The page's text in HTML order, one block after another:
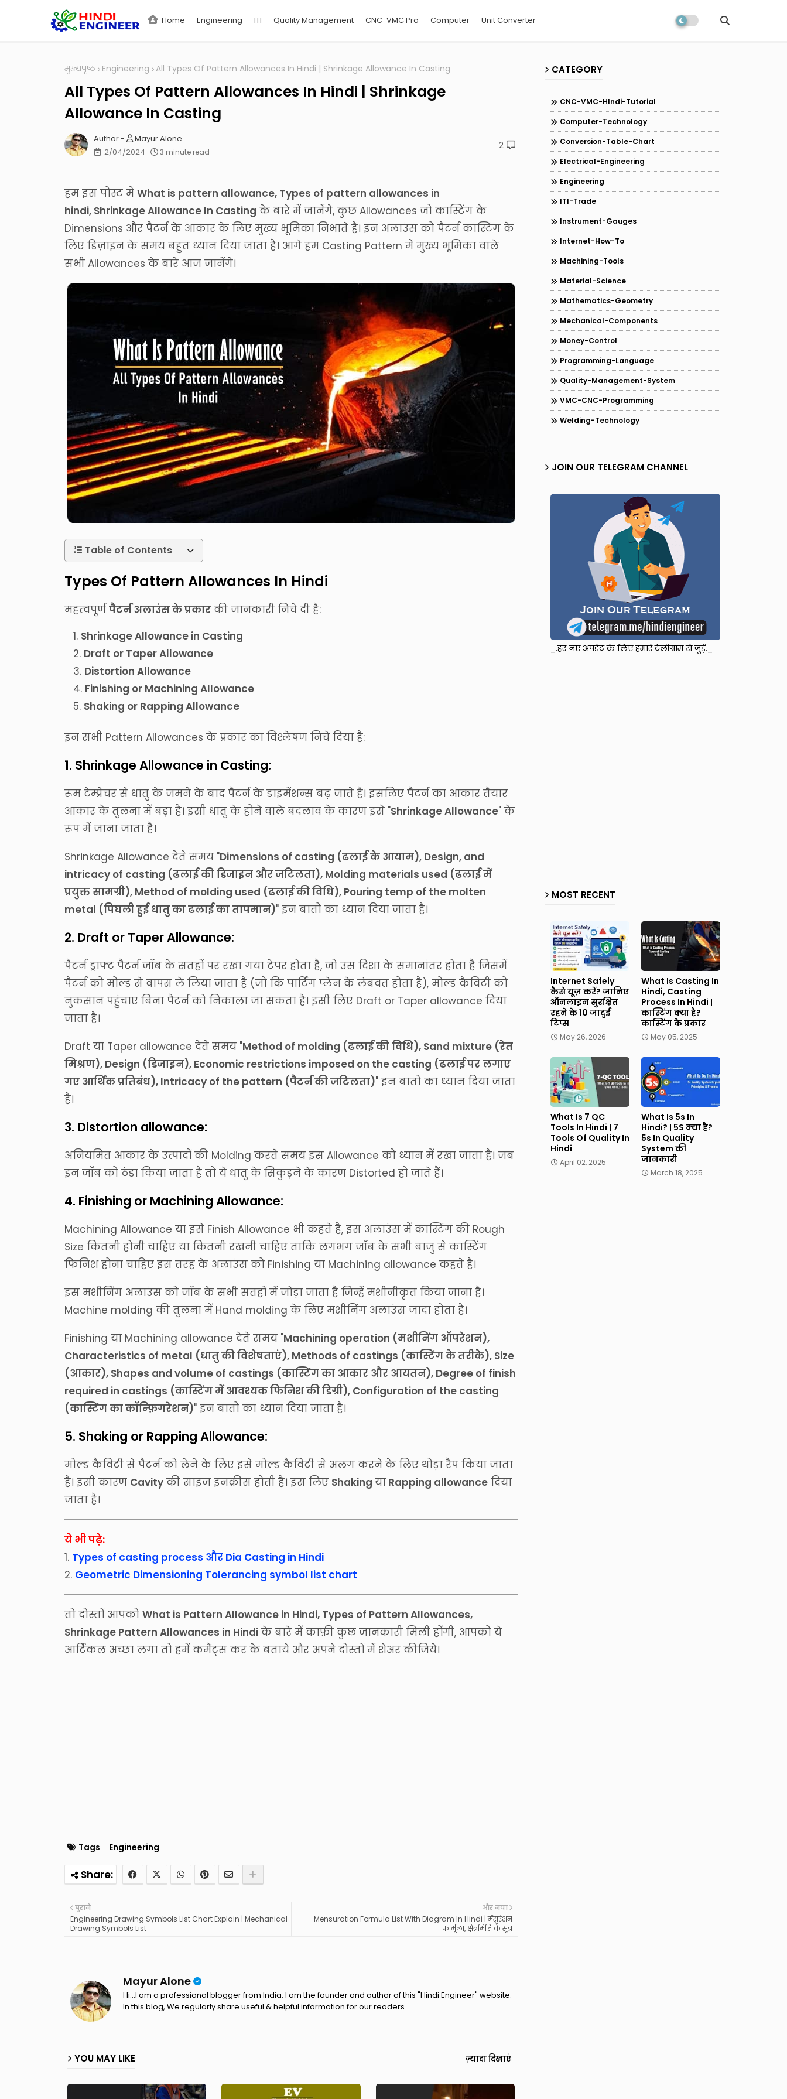
Home Engineering ITI Quality Management CNC-VMC Pro Computer Unit Converter
मुख्यपृष्ठ Engineering All Types Of Pattern Allowances In Hindi | Shrinkage Allowance In Casting
All Types Of Pattern Allowances In Hindi | Shrinkage
Allowance In Casting
Mayur Alone
2/04/2024
3 minute read
2
हम इस पोस्ट में What is pattern allowance, Types of pattern allowances in
hindi, Shrinkage Allowance In Casting के बारे में जानेंगे, कुछ Allowances जो कास्टिंग के
Dimensions और पैटर्न के आकार के लिए मुख्य भूमिका निभाते हैं। इन अलाउंस को पैटर्न कास्टिंग के
लिए डिज़ाइन के समय बहुत ध्यान दिया जाता है। आगे हम Casting Pattern में मुख्य भूमिका वाले
सभी Allowances के बारे आज जानेंगे।
Table of Contents
Types Of Pattern Allowances In Hindi
महत्वपूर्ण पैटर्न अलाउंस के प्रकारकी जानकारी निचे दी है:
Shrinkage Allowance in Casting
Draft or Taper Allowance
Distortion Allowance
Finishing or Machining Allowance
Shaking or Rapping Allowance
इन सभी Pattern Allowances के प्रकार का विश्लेषण निचे दिया है:
1. Shrinkage Allowance in Casting:
रूम टेम्प्रेचर से धातु के जमने के बाद पैटर्न के डाइमेंशन्स बढ़ जाते हैं। इसलिए पैटर्न का आकार तैयार
आकार के तुलना में बड़ा है। इसी धातु के होने वाले बदलाव के कारण इसे "Shrinkage Allowance" के
रूप में जाना जाता है।
Shrinkage Allowance देते समय "Dimensions of casting (ढलाई के आयाम), Design, and
intricacy of casting (ढलाई की डिजाइन और जटिलता), Molding materials used (ढलाई में
प्रयुक्त सामग्री), Method of molding used (ढलाई की विधि), Pouring temp of the molten
metal (पिघली हुई धातु का ढलाई का तापमान)" इन बातो का ध्यान दिया जाता है।
2. Draft or Taper Allowance:
पैटर्न ड्राफ्ट पैटर्न जॉब के सतहों पर रखा गया टेपर होता है, जो उस दिशा के समानांतर होता है जिसमें
पैटर्न को मोल्ड से वापस ले लिया जाता है (जो कि पार्टिंग प्लेन के लंबवत होता है), मोल्ड कैविटी को
नुकसान पहुंचाए बिना पैटर्न को निकाला जा सकता है। इसी लिए Draft or Taper allowance दिया
जाता है।
Draft या Taper allowance देते समय "Method of molding (ढलाई की विधि), Sand mixture (रेत
मिश्रण), Design (डिजाइन), Economic restrictions imposed on the casting (ढलाई पर लगाए
गए आर्थिक प्रतिबंध), Intricacy of the pattern (पैटर्न की जटिलता)" इन बातो का ध्यान दिया जाता
है।
3. Distortion allowance:
अनियमित आकार के उत्पादों की Molding करते समय इस Allowance को ध्यान में रखा जाता है। जब
इन जॉब को ठंडा किया जाता है तो ये धातु के सिकुड़ने के कारण Distorted हो जाते हैं।
4. Finishing or Machining Allowance:
Machining Allowance या इसे Finish Allowance भी कहते है, इस अलाउंस में कास्टिंग की Rough
Size कितनी होनी चाहिए या कितनी रखनी चाहिए ताकि लगभग जॉब के सभी बाजु से कास्टिंग
फिनिश होना चाहिए इस तरह के अलाउंस को Finishing या Machining allowance कहते है।
इस मशीनिंग अलाउंस को जॉब के सभी सतहों में जोड़ा जाता है जिन्हें मशीनीकृत किया जाना है।
Machine molding की तुलना में Hand molding के लिए मशीनिंग अलाउंस जादा होता है।
Finishing या Machining allowance देते समय "Machining operation (मशीनिंग ऑपरेशन),
Characteristics of metal (धातु की विशेषताएं), Methods of castings (कास्टिंग के तरीके), Size
(आकार), Shapes and volume of castings (कास्टिंग का आकार और आयतन), Degree of finish
required in castings (कास्टिंग में आवश्यक फिनिश की डिग्री), Configuration of the casting
(कास्टिंग का कॉन्फ़िगरेशन)" इन बातो का ध्यान दिया जाता है।
5. Shaking or Rapping Allowance:
मोल्ड कैविटी से पैटर्न को लेने के लिए इसे मोल्ड कैविटी से अलग करने के लिए थोड़ा रैप किया जाता
है। इसी कारण Cavityकी साइज इनक्रीस होती है। इस लिए Shaking याRapping allowanceदिया
जाता है।
ये भी पढ़े:
1. Types of casting process और Dia Casting in Hindi
2. Geometric Dimensioning Tolerancing symbol list chart
तो दोस्तों आपको What is Pattern Allowance in Hindi, Types of Pattern Allowances,
Shrinkage Pattern Allowances in Hindiके बारे में काफ़ी कुछ जानकारी मिली होंगी, आपको ये
आर्टिकल अच्छा लगा तो हमें कमैंट्स कर के बताये और अपने दोस्तों में शेअर कीजिये।
Tags Engineering
और नया
Mensuration Formula List With Diagram In Hindi | मेंसुरेशन
फार्मूला, क्षेत्रमिति के सूत्र
पुराने
Engineering Drawing Symbols List Chart Explain | Mechanical
Drawing Symbols List
Mayur Alone
Hi...I am a professional blogger from India. I am the founder and author of this "Hindi Engineer" website.
In this blog, We regularly share useful & helpful information for our readers.
YOU MAY LIKE ज़्यादा दिखाएं
CATEGORY
CNC-VMC-HIndi-Tutorial
Computer-Technology
Conversion-Table-Chart
Electrical-Engineering
Engineering
ITI-Trade
Instrument-Gauges
Internet-How-To
Machining-Tools
Material-Science
Mathematics-Geometry
Mechanical-Components
Money-Control
Programming-Language
Quality-Management-System
VMC-CNC-Programming
Welding-Technology
JOIN OUR TELEGRAM CHANNEL
_.हर नए अपडेट के लिए हमारे टेलीग्राम से जुड़ें._
MOST RECENT
Internet Safely
कैसे यूज़ करें? जानिए
ऑनलाइन सुरक्षित
रहने के 10 जादुई
टिप्स
May 26, 2026
What Is Casting In
Hindi, Casting
Process In Hindi |
कास्टिंग क्या है?
कास्टिंग के प्रकार
May 05, 2025
What Is 7 QC
Tools In Hindi | 7
Tools Of Quality In
Hindi
April 02, 2025
What Is 5s In
Hindi? | 5S क्या है?
5s In Quality
System की
जानकारी
March 18, 2025